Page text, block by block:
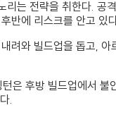
는 전략을 취한다. 공
반에 리스크를 안고 있
와 빌드업을 돕고,
후방 빌드업에서
.